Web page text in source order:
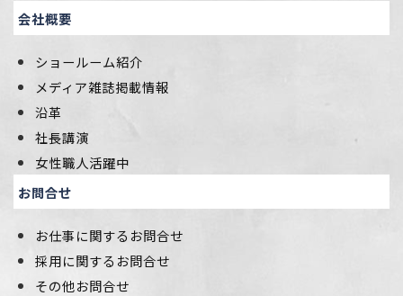
会社概要
ショールーム紹介
メディア雑誌掲載情報
沿革
社長講演
女性職人活躍中
お問合せ
お仕事に関するお問合せ
採用に関するお問合せ
その他お問合せ